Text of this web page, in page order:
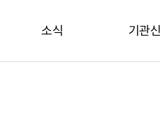
소식 기관